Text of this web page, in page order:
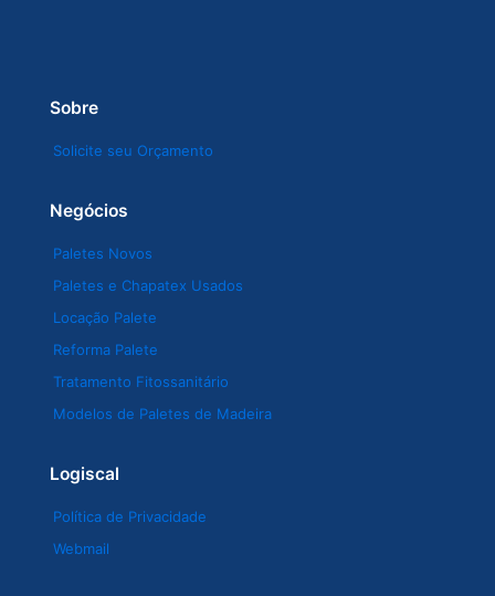
Sobre
Solicite seu Orçamento
Negócios
Paletes Novos
Paletes e Chapatex Usados
Locação Palete
Reforma Palete
Tratamento Fitossanitário
Modelos de Paletes de Madeira
Logiscal
Política de Privacidade
Webmail